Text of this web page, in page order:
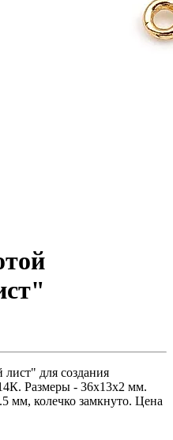
для создания
Размеры - 36х13х2 мм.
мм, колечко замкнуто. Цена